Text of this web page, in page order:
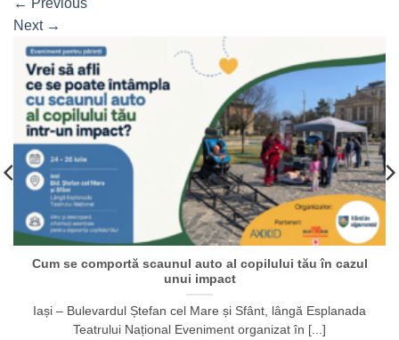
Next →
Cum se comportă scaunul auto al copilului tău în cazul
unui impact
Iași – Bulevardul Ștefan cel Mare și Sfânt, lângă Esplanada
Teatrului Național Eveniment organizat în [...]